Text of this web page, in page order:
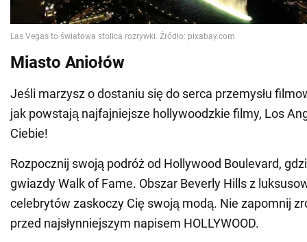
Miasto Aniołów
Jeśli marzysz o dostaniu się do serca przemysłu
jak powstają najfajniejsze hollywoodzkie filmy, Los
Ciebie!
Rozpocznij swoją podróż od Hollywood Boulevard,
gwiazdy Walk of Fame. Obszar Beverly Hills z
celebrytów zaskoczy Cię swoją modą. Nie zapomnij
przed najsłynniejszym napisem HOLLYWOOD.